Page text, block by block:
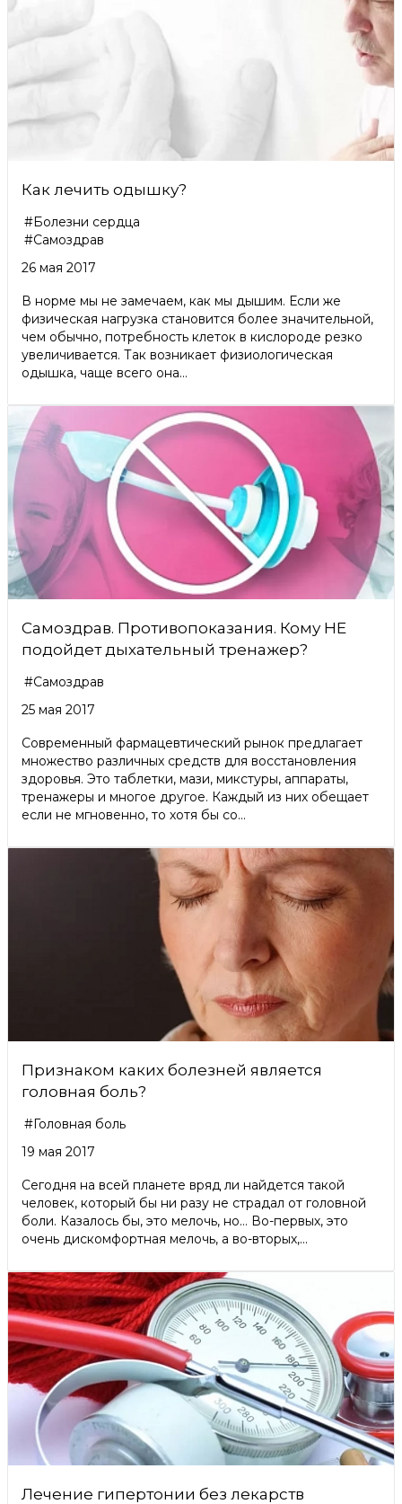
Как лечить одышку?
#Болезни сердца
#Самоздрав
26 мая 2017
В норме мы не замечаем, как мы дышим. Если же
физическая нагрузка становится более значительной,
чем обычно, потребность клеток в кислороде резко
увеличивается. Так возникает физиологическая
одышка, чаще всего она...
Самоздрав. Противопоказания. Кому НЕ
подойдет дыхательный тренажер?
#Самоздрав
25 мая 2017
Современный фармацевтический рынок предлагает
множество различных средств для восстановления
здоровья. Это таблетки, мази, микстуры, аппараты,
тренажеры и многое другое. Каждый из них обещает
если не мгновенно, то хотя бы со...
Признаком каких болезней является
головная боль?
#Головная боль
19 мая 2017
Сегодня на всей планете вряд ли найдется такой
человек, который бы ни разу не страдал от головной
боли. Казалось бы, это мелочь, но… Во-первых, это
очень дискомфортная мелочь, а во-вторых,...
Лечение гипертонии без лекарств